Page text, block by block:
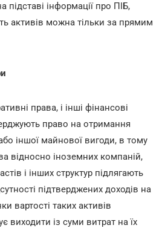
підставі інформації про ПІБ,
активів можна тільки за прямим
права, і інші фінансові
право на отримання
іншої майнової вигоди, в тому
відносно іноземних компаній,
і інших структур підлягають
підтверджених доходів на
вартості таких активів
виходити із суми витрат на їх